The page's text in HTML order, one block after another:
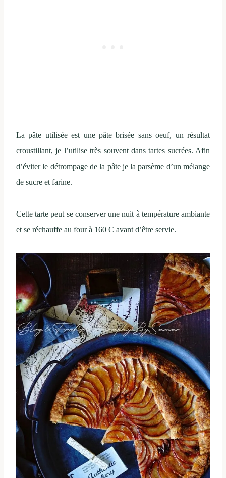
La pâte utilisée est une pâte brisée sans oeuf, un résultat
croustillant, je l’utilise très souvent dans tartes sucrées. Afin
d’éviter le détrompage de la pâte je la parsème d’un mélange
de sucre et farine.
Cette tarte peut se conserver une nuit à température ambiante
et se réchauffe au four à 160 C avant d’être servie.